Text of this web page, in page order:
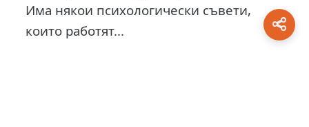
Има някои психологически съвети,
които работят...